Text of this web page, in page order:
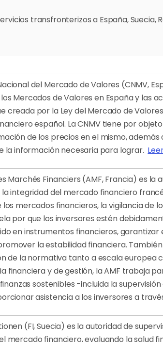
transfronterizos a España,
del Mercado de Valores (CNMV,
Mercados de Valores en España y las
creada por la Ley del Mercado de
español. La CNMV tiene por
de los precios en el mismo, además
la información necesaria para lograr.
Marchés Financiers (AMF, Francia) es
integridad del mercado financiero
los mercados financieros, la vigilancia de
por que los inversores estén
en instrumentos financieros,
la estabilidad financiera.
de la normativa tanto a escala europea
financiera y de gestión, la AMF trabaja
sostenibles -incluida la
asistencia a los inversores a
(FI, Suecia) es la autoridad de
mercado financiero, evaluando la salud